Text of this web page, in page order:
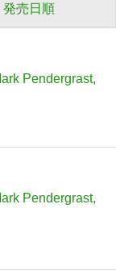
発売日順
Pendergrast
Pendergrast